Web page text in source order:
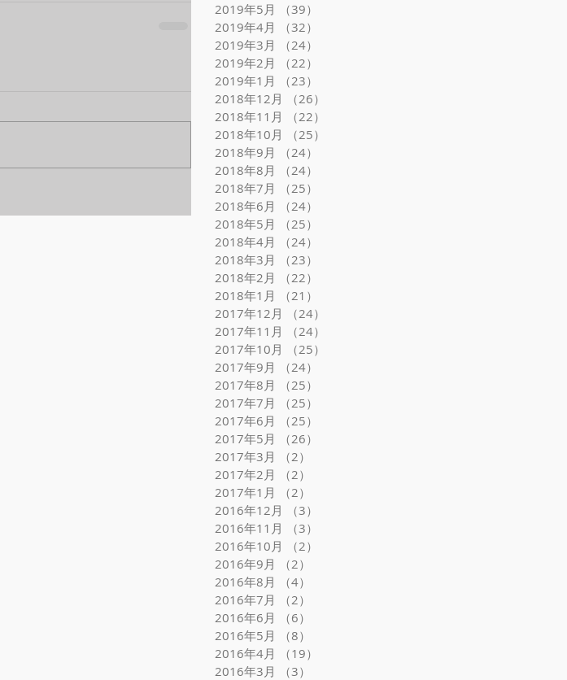
2019年5月
（39）
2019年4月
（32）
2019年3月
（24）
2019年2月
（22）
2019年1月
（23）
2018年12月
（26）
2018年11月
（22）
2018年10月
（25）
2018年9月
（24）
2018年8月
（24）
2018年7月
（25）
2018年6月
（24）
2018年5月
（25）
2018年4月
（24）
2018年3月
（23）
2018年2月
（22）
2018年1月
（21）
2017年12月
（24）
2017年11月
（24）
2017年10月
（25）
2017年9月
（24）
2017年8月
（25）
2017年7月
（25）
2017年6月
（25）
2017年5月
（26）
2017年3月
（2）
2017年2月
（2）
2017年1月
（2）
2016年12月
（3）
2016年11月
（3）
2016年10月
（2）
2016年9月
（2）
2016年8月
（4）
2016年7月
（2）
2016年6月
（6）
2016年5月
（8）
2016年4月
（19）
2016年3月
（3）